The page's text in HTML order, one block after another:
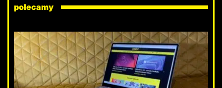
polecamy